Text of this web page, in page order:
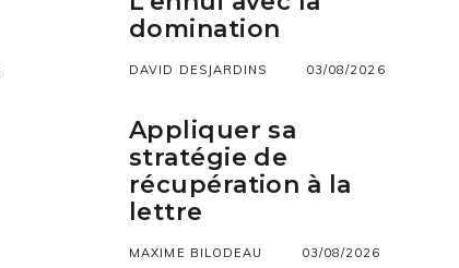
domination
DAVID DESJARDINS 03/08/2026
Appliquer sa
stratégie de
récupération à la
lettre
MAXIME BILODEAU 03/08/2026